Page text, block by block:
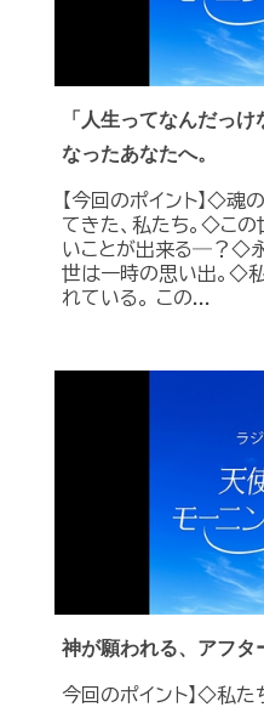
「人生ってなんだっ
なったあなたへ。
【今回のポイント】◇
てきた、私たち。◇こ
いことが出来る―？◇
世は一時の思い出。◇
れている。 この...
神が願われる、アフタ
今回のポイント】◇私た